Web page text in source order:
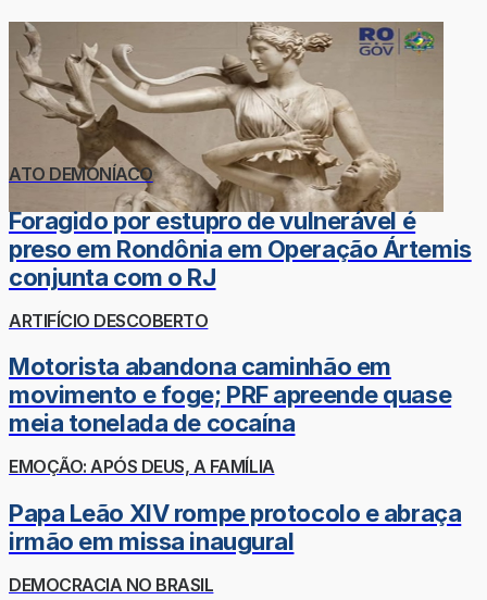
ATO DEMONÍACO
Foragido por estupro de vulnerável é
preso em Rondônia em Operação Ártemis
conjunta com o RJ
ARTIFÍCIO DESCOBERTO
Motorista abandona caminhão em
movimento e foge; PRF apreende quase
meia tonelada de cocaína
EMOÇÃO: APÓS DEUS, A FAMÍLIA
Papa Leão XIV rompe protocolo e abraça
irmão em missa inaugural
DEMOCRACIA NO BRASIL